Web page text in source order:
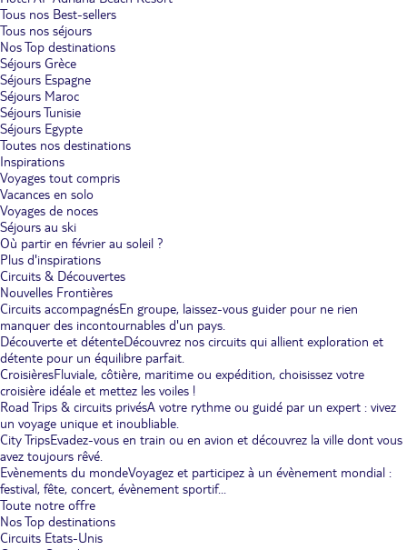
Tous nos Best-sellers
Tous nos séjours
Nos Top destinations
Séjours Grèce
Séjours Espagne
Séjours Maroc
Séjours Tunisie
Séjours Egypte
Toutes nos destinations
Inspirations
Voyages tout compris
Vacances en solo
Voyages de noces
Séjours au ski
Où partir en février au soleil ?
Plus d'inspirations
Circuits & Découvertes
Nouvelles Frontières
Circuits accompagnésEn groupe, laissez-vous guider pour ne rien
manquer des incontournables d'un pays.
Découverte et détenteDécouvrez nos circuits qui allient exploration et
détente pour un équilibre parfait.
CroisièresFluviale, côtière, maritime ou expédition, choisissez votre
croisière idéale et mettez les voiles !
Road Trips & circuits privésA votre rythme ou guidé par un expert : vivez
un voyage unique et inoubliable.
City TripsEvadez-vous en train ou en avion et découvrez la ville dont vous
avez toujours rêvé.
Evènements du mondeVoyagez et participez à un évènement mondial :
festival, fête, concert, évènement sportif...
Toute notre offre
Nos Top destinations
Circuits Etats-Unis